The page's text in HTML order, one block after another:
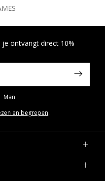
ontvangt direct 10%
Man
en begrepen.